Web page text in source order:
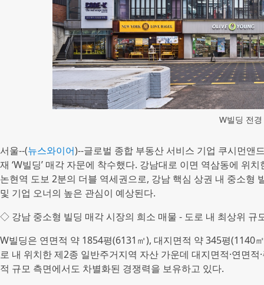
W빌딩 전경
서울--(뉴스와이어)--글로벌 종합 부동산 서비스 기업 쿠시먼앤
재 ‘W빌딩’ 매각 자문에 착수했다. 강남대로 이면 역삼동에 위
논현역 도보 2분의 더블 역세권으로, 강남 핵심 상권 내 중소형
및 기업 오너의 높은 관심이 예상된다.
◇ 강남 중소형 빌딩 매각 시장의 희소 매물 - 도로 내 최상위 규
W빌딩은 연면적 약 1854평(6131㎡), 대지면적 약 345평(1140
로 내 위치한 제2종 일반주거지역 자산 가운데 대지면적·연면
적 규모 측면에서도 차별화된 경쟁력을 보유하고 있다.